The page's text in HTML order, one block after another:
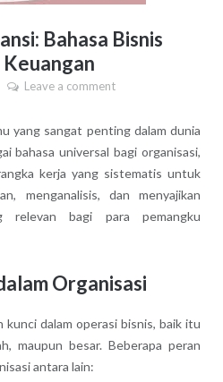
Bahasa Bisnis
Leave a comment
yang sangat penting dalam dunia
bahasa universal bagi organisasi,
kerja yang sistematis untuk
menganalisis, dan menyajikan
relevan bagi para pemangku
Organisasi
kunci dalam operasi bisnis, baik itu
maupun besar. Beberapa peran
antara lain: